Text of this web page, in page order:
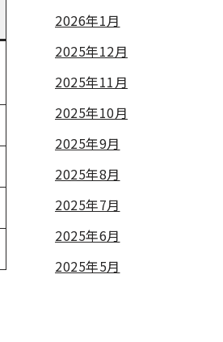
2026年1月
2025年12月
2025年11月
2025年10月
2025年9月
2025年8月
2025年7月
2025年6月
2025年5月